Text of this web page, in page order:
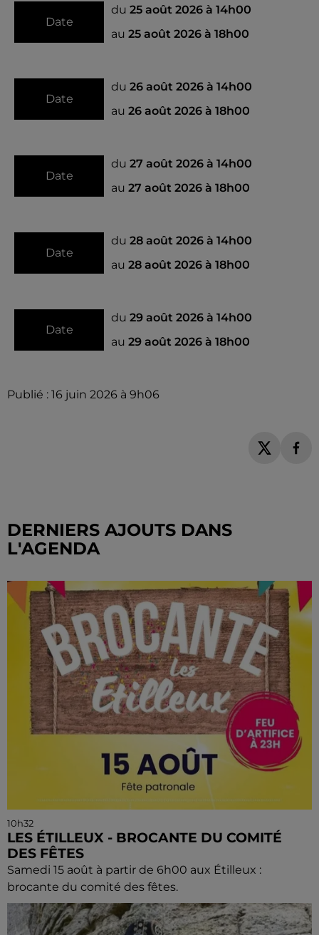
Date
du 25 août 2026 à 14h00
au 25 août 2026 à 18h00
Date
du 26 août 2026 à 14h00
au 26 août 2026 à 18h00
Date
du 27 août 2026 à 14h00
au 27 août 2026 à 18h00
Date
du 28 août 2026 à 14h00
au 28 août 2026 à 18h00
Date
du 29 août 2026 à 14h00
au 29 août 2026 à 18h00
Publié : 16 juin 2026 à 9h06
DERNIERS AJOUTS DANS
L'AGENDA
10h32
LES ÉTILLEUX - BROCANTE DU COMITÉ
DES FÊTES
Samedi 15 août à partir de 6h00 aux Étilleux :
brocante du comité des fêtes.